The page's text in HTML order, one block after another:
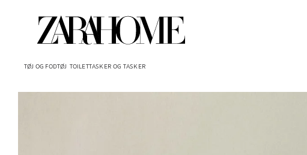
TØJ OG FODTØJ TOILETTASKER OG TASKER
Billede ændret til 1 af 6